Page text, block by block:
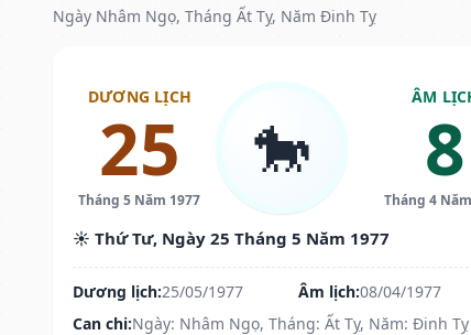
Ngày Nhâm Ngọ, Tháng Ất Tỵ, Năm Đinh Tỵ
DƯƠNG LỊCH
25
Tháng 5 Năm 1977
🐎
ÂM
8
Tháng 4
☀️ Thứ Tư, Ngày 25 Tháng 5 Năm 1977
Dương lịch:25/05/1977 Âm lịch:08/04/1977
Can chi:Ngày: Nhâm Ngọ, Tháng: Ất Tỵ, Năm: Đinh Tỵ